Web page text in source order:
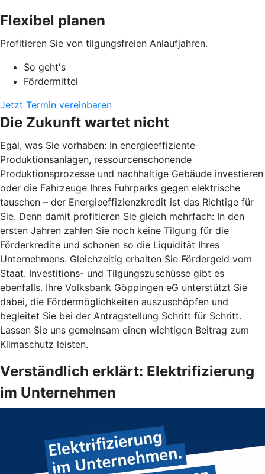
Flexibel planen
Profitieren Sie von tilgungsfreien Anlaufjahren.
So geht's
Fördermittel
Jetzt Termin vereinbaren
Die Zukunft wartet nicht
Egal, was Sie vorhaben: In energieeffiziente
Produktionsanlagen, ressourcenschonende
Produktionsprozesse und nachhaltige Gebäude investieren
oder die Fahrzeuge Ihres Fuhrparks gegen elektrische
tauschen – der Energieeffizienzkredit ist das Richtige für
Sie. Denn damit profitieren Sie gleich mehrfach: In den
ersten Jahren zahlen Sie noch keine Tilgung für die
Förderkredite und schonen so die Liquidität Ihres
Unternehmens. Gleichzeitig erhalten Sie Fördergeld vom
Staat. Investitions- und Tilgungszuschüsse gibt es
ebenfalls. Ihre Volksbank Göppingen eG unterstützt Sie
dabei, die Fördermöglichkeiten auszuschöpfen und
begleitet Sie bei der Antragstellung Schritt für Schritt.
Lassen Sie uns gemeinsam einen wichtigen Beitrag zum
Klimaschutz leisten.
Verständlich erklärt: Elektrifizierung
im Unternehmen